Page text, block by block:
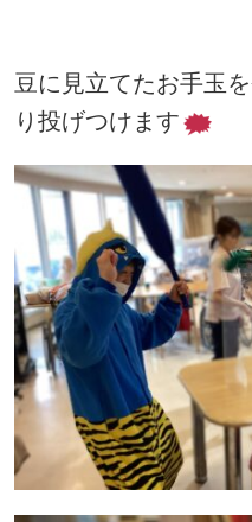
豆に見立てたお手玉
り投げつけます